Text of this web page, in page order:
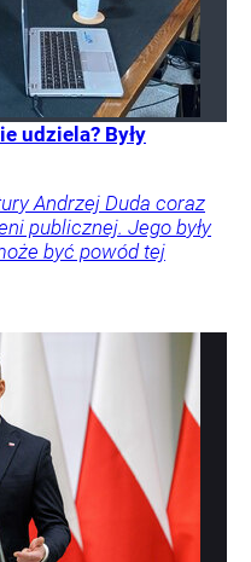
udziela? Były
Andrzej Duda coraz
publicznej. Jego były
być powód tej